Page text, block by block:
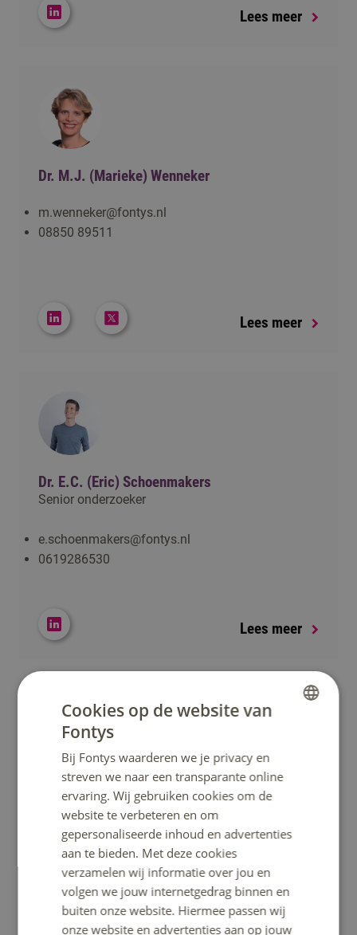
Lees meer
Dr. M.J. (Marieke) Wenneker
m.wenneker@fontys.nl
08850 89511
Lees meer
Dr. E.C. (Eric) Schoenmakers
Senior onderzoeker
e.schoenmakers@fontys.nl
0619286530
Lees meer
L. (Lenny) Visser
Onderzoeksmanager
l.visser@fontys.nl
Cookies op de website van
Fontys
Bij Fontys waarderen we je privacy en
streven we naar een transparante online
ervaring. Wij gebruiken cookies om de
website te verbeteren en om
gepersonaliseerde inhoud en advertenties
aan te bieden. Met deze cookies
verzamelen wij informatie over jou en
volgen we jouw internetgedrag binnen en
buiten onze website. Hiermee passen wij
onze website en advertenties aan op jouw